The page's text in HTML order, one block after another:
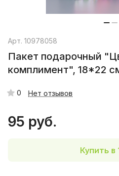
Арт. 10978058
Пакет подарочный
комплимент", 18*22
0 Нет отзывов
95 руб.
Купить в